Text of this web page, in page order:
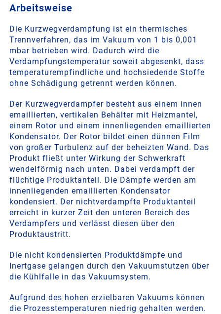
Arbeitsweise
Die Kurzwegverdampfung ist ein thermisches
Trennverfahren, das im Vakuum von 1 bis 0,001
mbar betrieben wird. Dadurch wird die
Verdampfungstemperatur soweit abgesenkt, dass
temperaturempfindliche und hochsiedende Stoffe
ohne Schädigung getrennt werden können.
Der Kurzwegverdampfer besteht aus einem innen
emaillierten, vertikalen Behälter mit Heizmantel,
einem Rotor und einem innenliegenden emaillierten
Kondensator. Der Rotor bildet einen dünnen Film
von großer Turbulenz auf der beheizten Wand. Das
Produkt fließt unter Wirkung der Schwerkraft
wendelförmig nach unten. Dabei verdampft der
flüchtige Produktanteil. Die Dämpfe werden am
innenliegenden emaillierten Kondensator
kondensiert. Der nichtverdampfte Produktanteil
erreicht in kurzer Zeit den unteren Bereich des
Verdampfers und verlässt diesen über den
Produktaustritt.
Die nicht kondensierten Produktdämpfe und
Inertgase gelangen durch den Vakuumstutzen über
die Kühlfalle in das Vakuumsystem.
Aufgrund des hohen erzielbaren Vakuums können
die Prozesstemperaturen niedrig gehalten werden.